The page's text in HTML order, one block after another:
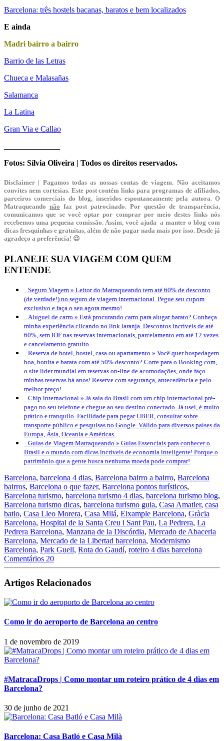
Barcelona: três hostels bacanas, baratos e bem localizados
E ainda
Madri bairro a bairro
Barrio de las Letras
Chueca e Malasañas
Salamanca
La Latina
Gran Via e Callao
Fotos: Sílvia Oliveira | Todos os direitos reservados.
Disclaimer | Pagamos todas as nossas contas de viagem. Não aceitamos
convites nem cortesias. Este post contém links para programas de afiliados,
parceiros comerciais do blog, inseridos espontaneamente pela autora. O
Matraqueando não faz post patrocinado. Por questão de transparência,
comunicamos que se você optar por comprar por meio destes links nós
recebemos uma pequena comissão. Assim, você ajuda a manter o blog com
dicas fresquinhas e gratuitas, além de não pagar nada mais por isso. Desde já
agradeço a preferência! 😉
PLANEJE SUA VIAGEM COM QUEM
ENTENDE
Seguro Viagem » Leitor do Matraqueando tem até 60% de desconto
(de verdade!) no seguro de viagem internacional. Pegue seu cupom
exclusivo e faça o seu agora mesmo!
Aluguel de carro » Está procurando carro para alugar barato? Conheça
minha experiência clicando no link laranja. Descontos incríveis de até
60%, sem IOF nas reservas internacionais, parcelamento em até 12 vezes
e cancelamento gratuito.
Reserva de hotel, hostel, casa ou apartamento » Você quer hospedagem
boa, bonita e barata com até 50% desconto? Corre para o Booking.com,
o site líder mundial em reservas on-line de acomodações, onde faço
minhas reservas há anos! Reserve com segurança, antecedência e pelo
melhor preço!
Chip internacional » Já saia do Brasil com um chip internacional pré-
pago no seu telefone e chegue ao seu destino conectado. Já usei, é muito
prático e tranquilo. Facilidade para pegar UBER, consultar sobre
transporte público e pesquisas no Google. Válido para diversos países da
Europa, Ásia, Oceania e Américas.
Guias de Viagem Matraqueando » Guias Essenciais para conhecer o
Brasil e o mundo com dicas incríveis de economia inteligente! Porque o
patrimônio que a gente busca nenhuma moeda pode comprar!
Barcelona, barcelona 4 dias, Barcelona bairro a bairro, Barcelona
bairros, Barcelona o que fazer, Barcelona pontos turísticos,
Barcelona turismo, barcelona turismo 4 dias, barcelona turismo blog,
Barcelona turismo dicas, barcelona turismo guia, Casa Amatler, casa
batlo, Casa Lleo Morera, Casa Milá, Eixample Barcelona, Gràcia
Barcelona, Hospital de la Santa Creu i Sant Pau, La Pedrera, La
Pedrera Barcelona, Manzana de la Discórdia, Mercado de Abaceria
Barcelona, Mercado de la Libertad barcelona, Modernismo
Barcelona, Park Guell, Rota do Gaudí, roteiro 4 dias barcelona
Comentários 20
Artigos Relacionados
Como ir do aeroporto de Barcelona ao centro
1 de novembro de 2019
#MatracaDrops | Como montar um roteiro prático de 4 dias em
Barcelona?
30 de junho de 2021
Barcelona: Casa Batló e Casa Milà